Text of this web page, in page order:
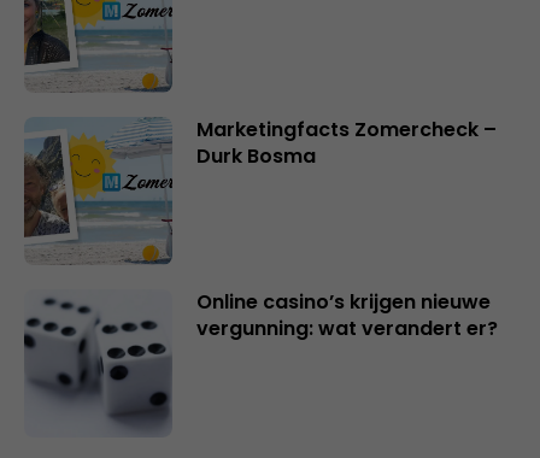
Marketingfacts Zomercheck –
Durk Bosma
Online casino’s krijgen nieuwe
vergunning: wat verandert er?